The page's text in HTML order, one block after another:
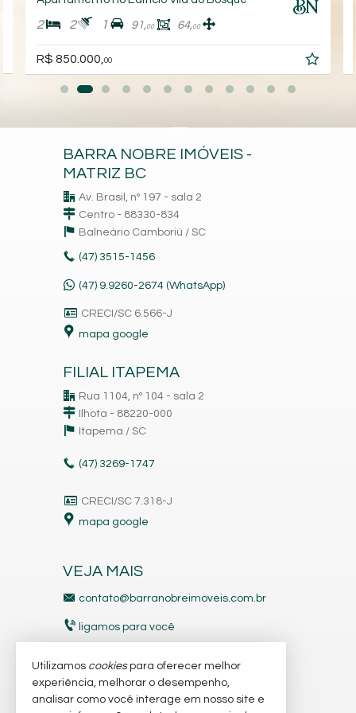
2 2 1 91,00 64,00
R$ 850.000,00
BARRA NOBRE IMÓVEIS -
MATRIZ BC
Av. Brasil, nº 197 - sala 2
Centro - 88330-834
Balneário Camboriú / SC
(47) 3515-1456
(47) 9.9260-2674 (WhatsApp)
CRECI/SC 6.566-J
mapa google
FILIAL ITAPEMA
Rua 1104, nº 104 - sala 2
Ilhota - 88220-000
Itapema / SC
(47) 3269-1747
CRECI/SC 7.318-J
mapa google
VEJA MAIS
contato@barranobreimoveis.com.br
ligamos para você
indicadores financeiros
Utilizamos cookiespara oferecer melhor
experiência, melhorar o desempenho,
analisar como você interage em nosso site e